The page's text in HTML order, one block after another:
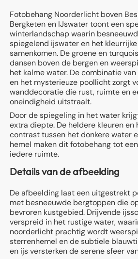
Fotobehang Noorderlicht boven
Bergketen en IJswater toont een
winterlandschap waarin
spiegelend ijswater en het
samenkomen. De groene en
dansen boven de bergen en
het kalme water. De combinatie
en het mysterieuze poollicht zorgt
wanddecoratie die rust, ruimte en
oneindigheid uitstraalt.
Door de spiegeling in het water
extra diepte. De heldere kleuren en
contrast tussen het donkere water
hemel maken dit fotobehang tot
iedere ruimte.
Details van de afbeelding
De afbeelding laat een uitgestrekt
met besneeuwde bergtoppen die
bevroren kustgebied. Drijvende
verspreid in het rustige water,
noorderlicht prachtig wordt
sterrenhemel en de subtiele
en ijs versterken de serene sfeer